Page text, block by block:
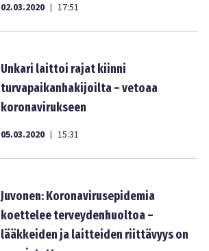
02.03.2020 | 17:51
Unkari laittoi rajat kiinni
turvapaikanhakijoilta – vetoaa
koronavirukseen
05.03.2020 | 15:31
Juvonen: Koronavirusepidemia
koettelee terveydenhuoltoa –
lääkkeiden ja laitteiden riittävyys on